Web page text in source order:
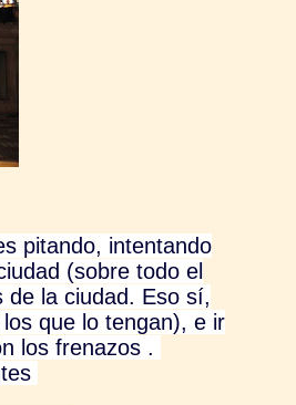
pitando, intentando
(sobre todo el
de la ciudad. Eso sí,
que lo tengan), e ir
los frenazos .